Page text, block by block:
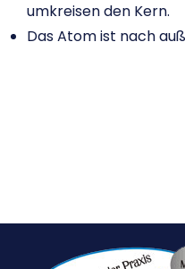
umkreisen den Kern.
Das Atom ist nach